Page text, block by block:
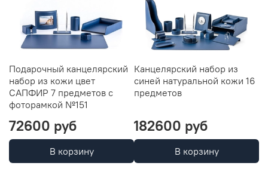
Подарочный канцелярский
набор из кожи цвет
САПФИР 7 предметов с
фоторамкой №151
72600 руб
В корзину
Канцелярский набор из
синей натуральной кожи 16
предметов
182600 руб
В корзину